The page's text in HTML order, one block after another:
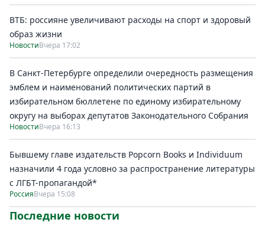
ВТБ: россияне увеличивают расходы на спорт и здоровый
образ жизни
НовостиВчера 17:02
В Санкт-Петербурге определили очередность размещения
эмблем и наименований политических партий в
избирательном бюллетене по единому избирательному
округу на выборах депутатов Законодательного Собрания
НовостиВчера 16:13
Бывшему главе издательств Popcorn Books и Individuum
назначили 4 года условно за распространение литературы
с ЛГБТ-пропагандой*
РоссияВчера 15:08
Последние новости